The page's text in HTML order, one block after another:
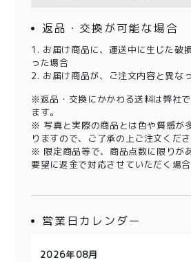
返品・交換が可能な場合
1. お届け商品に、運送中に生じた破
った場合
2. お届け商品が、ご注文内容と異な
※返品・交換にかかわる送料は弊社
ます。
※ 写真と実際の商品とは色や質感が
りますので、ご了承の上ご注文くださ
※ 限定商品等で、商品点数に限りが
要望に返金で対応させていただく場合
営業日カレンダー
2026年08月
2026年09月
2026年10月
2026年11月